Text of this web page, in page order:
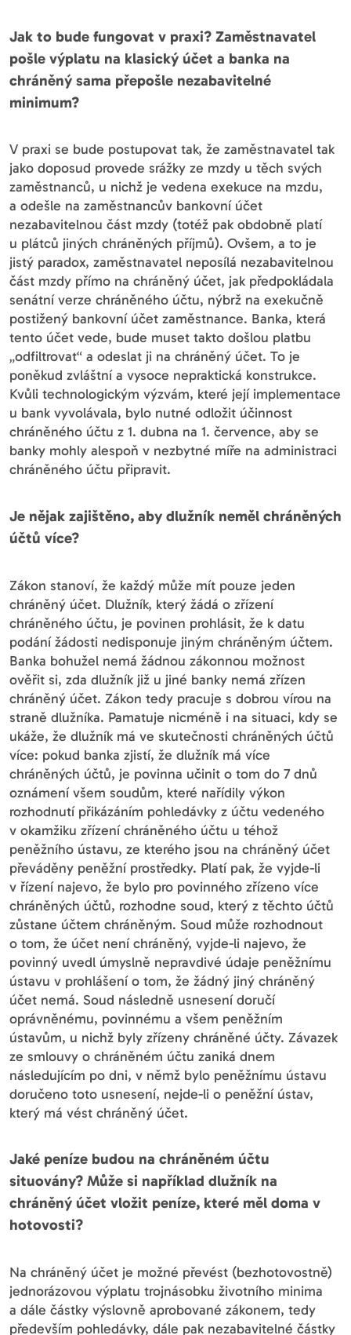
Jak to bude fungovat v praxi? Zaměstnavatel
pošle výplatu na klasický účet a banka na
chráněný sama přepošle nezabavitelné
minimum?
V praxi se bude postupovat tak, že zaměstnavatel tak
jako doposud provede srážky ze mzdy u těch svých
zaměstnanců, u nichž je vedena exekuce na mzdu,
a odešle na zaměstnancův bankovní účet
nezabavitelnou část mzdy (totéž pak obdobně platí
u plátců jiných chráněných příjmů). Ovšem, a to je
jistý paradox, zaměstnavatel neposílá nezabavitelnou
část mzdy přímo na chráněný účet, jak předpokládala
senátní verze chráněného účtu, nýbrž na exekučně
postižený bankovní účet zaměstnance. Banka, která
tento účet vede, bude muset takto došlou platbu
„odfiltrovat“ a odeslat ji na chráněný účet. To je
poněkud zvláštní a vysoce nepraktická konstrukce.
Kvůli technologickým výzvám, které její implementace
u bank vyvolávala, bylo nutné odložit účinnost
chráněného účtu z 1. dubna na 1. července, aby se
banky mohly alespoň v nezbytné míře na administraci
chráněného účtu připravit.
Je nějak zajištěno, aby dlužník neměl chráněných
účtů více?
Zákon stanoví, že každý může mít pouze jeden
chráněný účet. Dlužník, který žádá o zřízení
chráněného účtu, je povinen prohlásit, že k datu
podání žádosti nedisponuje jiným chráněným účtem.
Banka bohužel nemá žádnou zákonnou možnost
ověřit si, zda dlužník již u jiné banky nemá zřízen
chráněný účet. Zákon tedy pracuje s dobrou vírou na
straně dlužníka. Pamatuje nicméně i na situaci, kdy se
ukáže, že dlužník má ve skutečnosti chráněných účtů
více: pokud banka zjistí, že dlužník má více
chráněných účtů, je povinna učinit o tom do 7 dnů
oznámení všem soudům, které nařídily výkon
rozhodnutí přikázáním pohledávky z účtu vedeného
v okamžiku zřízení chráněného účtu u téhož
peněžního ústavu, ze kterého jsou na chráněný účet
převáděny peněžní prostředky. Platí pak, že vyjde-li
v řízení najevo, že bylo pro povinného zřízeno více
chráněných účtů, rozhodne soud, který z těchto účtů
zůstane účtem chráněným. Soud může rozhodnout
o tom, že účet není chráněný, vyjde-li najevo, že
povinný uvedl úmyslně nepravdivé údaje peněžnímu
ústavu v prohlášení o tom, že žádný jiný chráněný
účet nemá. Soud následně usnesení doručí
oprávněnému, povinnému a všem peněžním
ústavům, u nichž byly zřízeny chráněné účty. Závazek
ze smlouvy o chráněném účtu zaniká dnem
následujícím po dni, v němž bylo peněžnímu ústavu
doručeno toto usnesení, nejde-li o peněžní ústav,
který má vést chráněný účet.
Jaké peníze budou na chráněném účtu
situovány? Může si například dlužník na
chráněný účet vložit peníze, které měl doma v
hotovosti?
Na chráněný účet je možné převést (bezhotovostně)
jednorázovou výplatu trojnásobku životního minima
a dále částky výslovně aprobované zákonem, tedy
především pohledávky, dále pak nezabavitelné částky